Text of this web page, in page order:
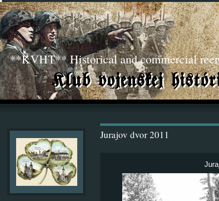
**KVHT** Historical and commercial
Jurajov dvor 2011